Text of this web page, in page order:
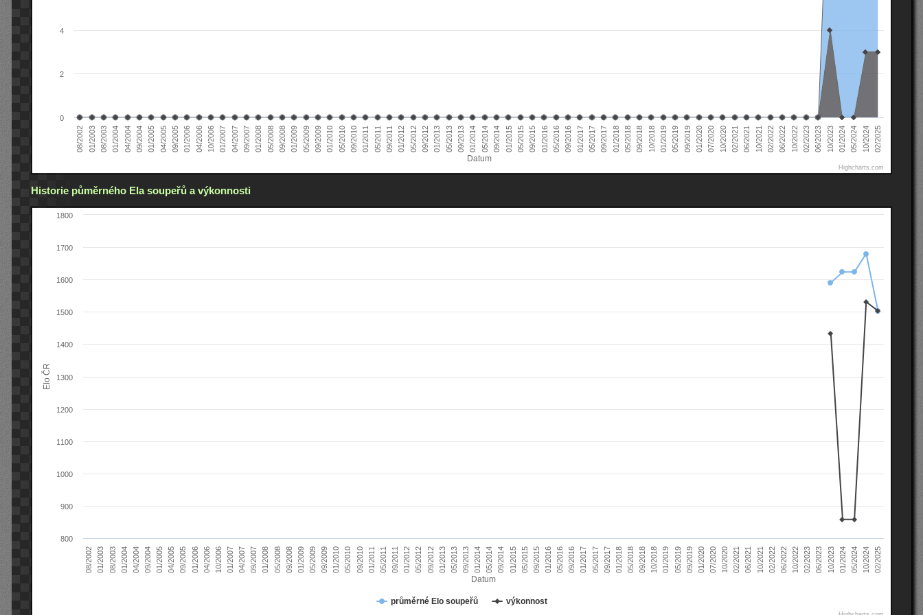
Datum
08/2002 01/2003 08/2003 01/2004 04/2004 09/2004 01/2005 04/2005 09/2005 01/2006 04/2006 10/2006 01/2007 04/2007 09/2007 01/2008 05/2008 09/2008 01/2009 05/2009 09/2009 01/2010 05/2010 09/2010 01/2011 05/2011 09/2011 01/2012 05/2012 09/2012 01/2013 05/2013 09/2013 01/2014 05/2014 09/2014 01/2015 05/2015 09/2015 01/2016 05/2016 09/2016 01/2017 05/2017 09/2017 01/2018 05/2018 09/2018 10/2018 01/2019 05/2019 09/2019 01/2020 07/2020 10/2020 02/2021 06/2021 10/2021 02/2022 06/2022 10/2022 02/2023 06/2023 10/2023 01/2024 05/2024 10/2024 02/2025
0
2
4
Highcharts.com
Historie půměrného Ela soupeřů a výkonnosti
Datum
Elo ČR
průměrné Elo soupeřů výkonnost
08/2002 01/2003 08/2003 01/2004 04/2004 09/2004 01/2005 04/2005 09/2005 01/2006 04/2006 10/2006 01/2007 04/2007 09/2007 01/2008 05/2008 09/2008 01/2009 05/2009 09/2009 01/2010 05/2010 09/2010 01/2011 05/2011 09/2011 01/2012 05/2012 09/2012 01/2013 05/2013 09/2013 01/2014 05/2014 09/2014 01/2015 05/2015 09/2015 01/2016 05/2016 09/2016 01/2017 05/2017 09/2017 01/2018 05/2018 09/2018 10/2018 01/2019 05/2019 09/2019 01/2020 07/2020 10/2020 02/2021 06/2021 10/2021 02/2022 06/2022 10/2022 02/2023 06/2023 10/2023 01/2024 05/2024 10/2024 02/2025
800
900
1000
1100
1200
1300
1400
1500
1600
1700
1800